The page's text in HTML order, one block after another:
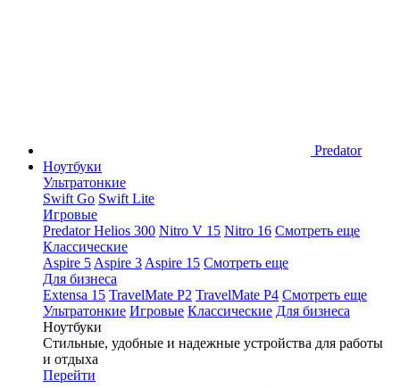
Predator
Ноутбуки
Ультратонкие
Swift Go Swift Lite
Игровые
Predator Helios 300 Nitro V 15 Nitro 16 Смотреть еще
Классические
Aspire 5 Aspire 3 Aspire 15 Смотреть еще
Для бизнеса
Extensa 15 TravelMate P2 TravelMate P4 Смотреть еще
Ультратонкие Игровые Классические Для бизнеса
Ноутбуки
Стильные, удобные и надежные устройства для работы
и отдыха
Перейти